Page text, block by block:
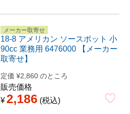
メーカー取寄せ
18-8 アメリカン ソースポット 小
90cc 業務用 6476000 【メーカー
取寄せ】
定価 ¥2,860 のところ
販売価格
¥2,186 税込